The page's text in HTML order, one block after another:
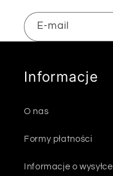
E-mail
Informacje
O nas
Formy płatności
Informacje o wysyłce